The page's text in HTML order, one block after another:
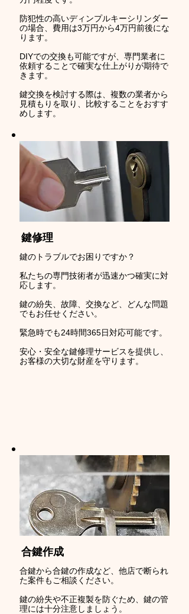
防犯性の高いディンプルキーシリンダー
の場合、費用は3万円から4万円前後にな
ります。
DIYでの交換も可能ですが、専門業者に
依頼することで確実な仕上がりが期待で
きます。
鍵交換を検討する際は、複数の業者から
見積もりを取り、比較することをおすす
めします。
鍵修理
鍵のトラブルでお困りですか？
私たちの専門技術者が迅速かつ確実に対
応します。
鍵の紛失、故障、交換など、どんな問題
でもお任せください。
緊急時でも24時間365日対応可能です。
安心・安全な鍵修理サービスを提供し、
お客様の大切な財産を守ります。
合鍵作成
合鍵から合鍵の作成など、他店で断られ
た案件もご相談ください。
鍵の紛失や不正複製を防ぐため、鍵の管
理には十分注意しましょう。